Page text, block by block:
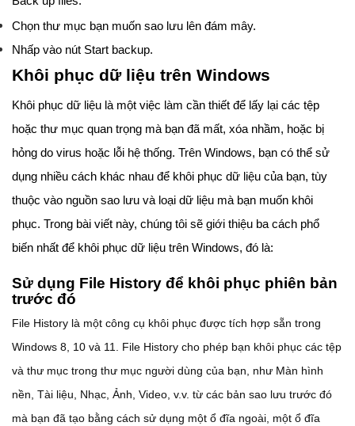
Chọn thư mục bạn muốn sao lưu lên đám mây.
Nhấp vào nút Start backup.
Khôi phục dữ liệu trên Windows
Khôi phục dữ liệu là một việc làm cần thiết để lấy lại các tệp
hoặc thư mục quan trọng mà bạn đã mất, xóa nhầm, hoặc bị
hỏng do virus hoặc lỗi hệ thống. Trên Windows, bạn có thể sử
dụng nhiều cách khác nhau để khôi phục dữ liệu của bạn, tùy
thuộc vào nguồn sao lưu và loại dữ liệu mà bạn muốn khôi
phục. Trong bài viết này, chúng tôi sẽ giới thiệu ba cách phổ
biến nhất để khôi phục dữ liệu trên Windows, đó là:
Sử dụng File History để khôi phục phiên bản
trước đó
File History là một công cụ khôi phục được tích hợp sẵn trong
Windows 8, 10 và 11. File History cho phép bạn khôi phục các tệp
và thư mục trong thư mục người dùng của bạn, như Màn hình
nền, Tài liệu, Nhạc, Ảnh, Video, v.v. từ các bản sao lưu trước đó
mà bạn đã tạo bằng cách sử dụng một ổ đĩa ngoài, một ổ đĩa